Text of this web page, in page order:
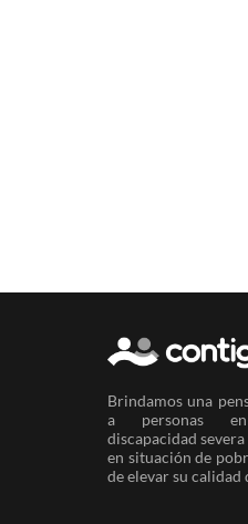
Brindamos una
a personas
discapacidad
en situación de
de elevar su calidad